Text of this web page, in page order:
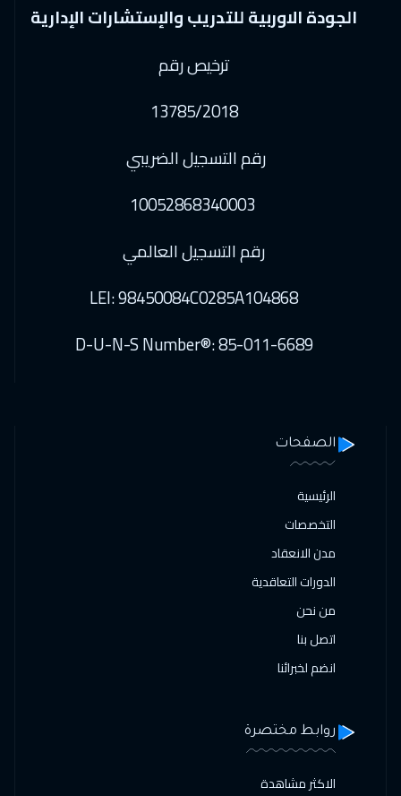
الجودة الاوربية للتدريب والإستشارات الإدارية
ترخيص رقم
13785/2018
رقم التسجيل الضريبي
10052868340003
رقم التسجيل العالمي
LEI: 98450084C0285A104868
D-U-N-S Number®: 85-011-6689
الصفحات
الرئيسية
التخصصات
مدن الانعقاد
الدورات التعاقدية
من نحن
اتصل بنا
انضم لخبرائنا
روابط مختصرة
الاكثر مشاهدة